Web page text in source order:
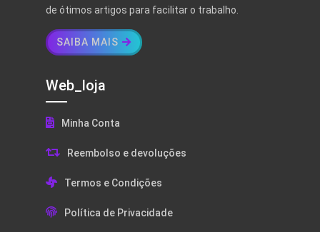
de ótimos artigos para facilitar o trabalho.
SAIBA MAIS
Web_loja
Minha Conta
Reembolso e devoluções
Termos e Condições
Política de Privacidade